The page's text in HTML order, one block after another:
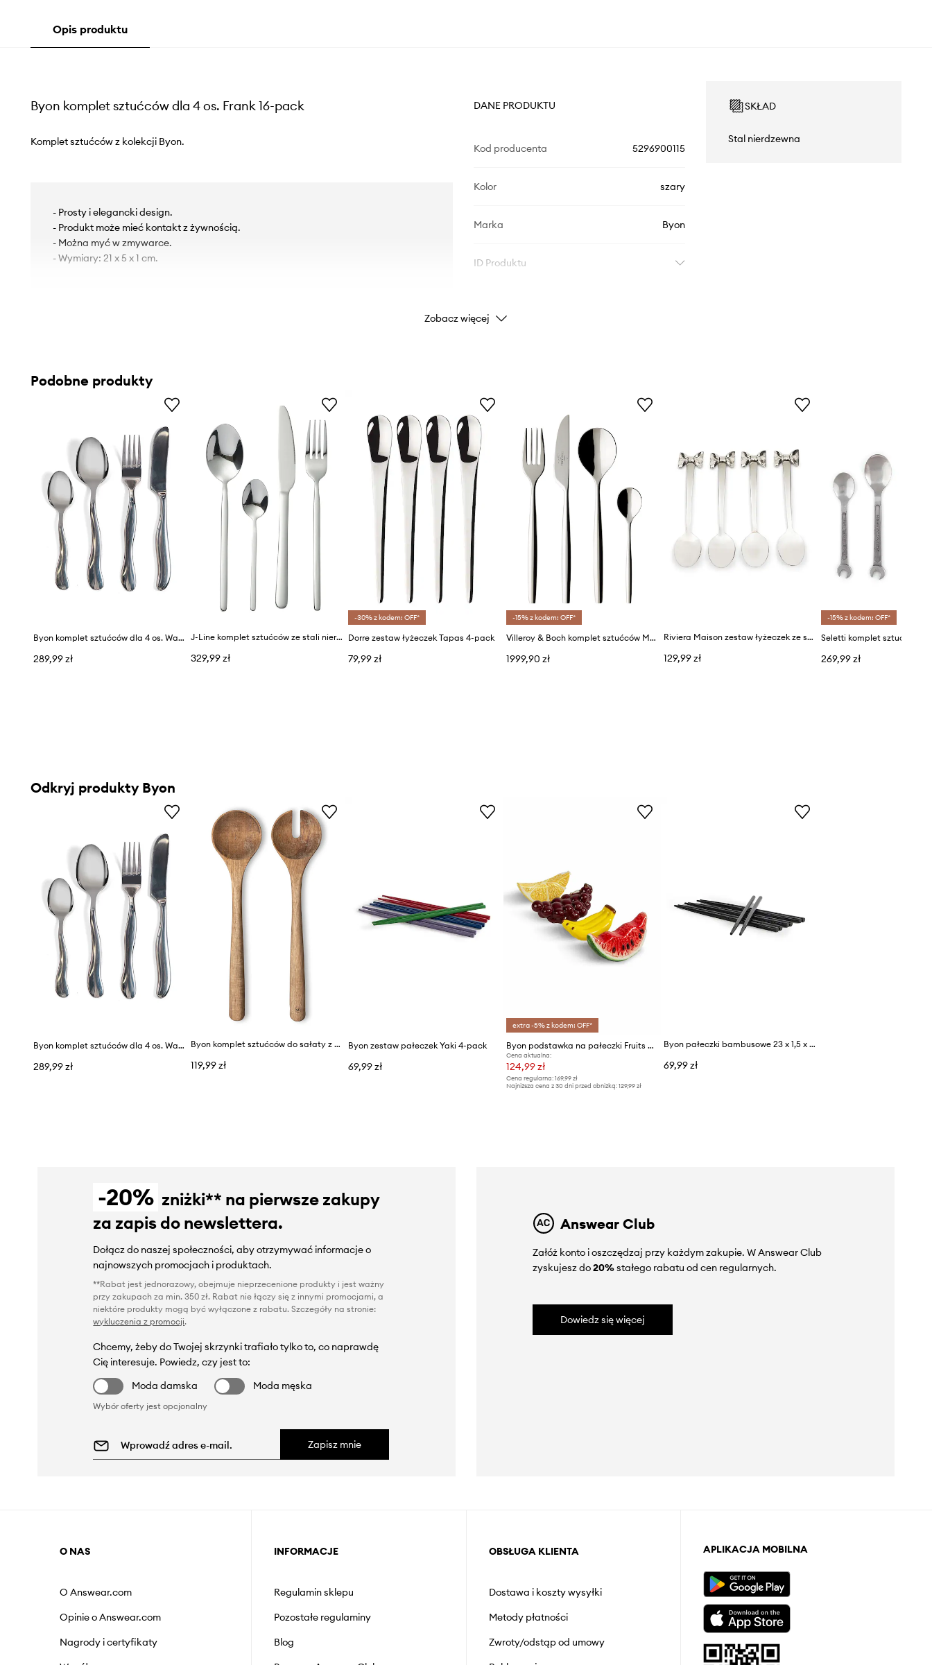
Opis produktu
Byon komplet sztućców dla 4 os. Frank 16-pack
Komplet sztućców z kolekcji Byon.
- Prosty i elegancki design.
- Produkt może mieć kontakt z żywnością.
- Można myć w zmywarce.
- Wymiary: 21 x 5 x 1 cm.
DANE PRODUKTU
Kod producenta 5296900115
Kolor szary
Marka Byon
ID Produktu
SKŁAD
Stal nierdzewna
Zobacz więcej
Podobne produkty
Byon komplet sztućców dla 4 os. Waverly 16-pack
289,99 zł
J-Line komplet sztućców ze stali nierdzewnej dla 6 os. 27 x 16 x 6 cm
329,99 zł
-30% z kodem: OFF*
Dorre zestaw łyżeczek Tapas 4-pack
79,99 zł
-15% z kodem: OFF*
Villeroy & Boch komplet sztućców MetroChic (24-pack)
1999,90 zł
Riviera Maison zestaw łyżeczek ze stali nierdzewnej
129,99 zł
-15% z kodem: OFF*
269,99 zł
Odkryj produkty Byon
Byon komplet sztućców dla 4 os. Waverly 16-pack
289,99 zł
Byon komplet sztućców do sałaty z drewna akacjowego 28 x 6,5 x 1,5 cm
119,99 zł
Byon zestaw pałeczek Yaki 4-pack
69,99 zł
extra -5% z kodem: OFF*
Byon podstawka na pałeczki Fruits 4-pack
Cena aktualna:
124,99 zł
Cena regularna: 169,99 zł
Najniższa cena z 30 dni przed obniżką: 129,99 zł
Byon pałeczki bambusowe 23 x 1,5 x 0,5 cm
69,99 zł
-20% zniżki** na pierwsze zakupy
za zapis do newslettera.
Dołącz do naszej społeczności, aby otrzymywać informacje o
najnowszych promocjach i produktach.
**Rabat jest jednorazowy, obejmuje nieprzecenione produkty i jest ważny
przy zakupach za min. 350 zł. Rabat nie łączy się z innymi promocjami, a
niektóre produkty mogą być wyłączone z rabatu. Szczegóły na stronie:
wykluczenia z promocji.
Chcemy, żeby do Twojej skrzynki trafiało tylko to, co naprawdę
Cię interesuje. Powiedz, czy jest to:
Moda damska
Moda męska
Wybór oferty jest opcjonalny
Zapisz mnie
Answear Club
Załóż konto i oszczędzaj przy każdym zakupie. W Answear Club
zyskujesz do20%stałego rabatu od cen regularnych.
Dowiedz się więcej
O NAS
O Answear.com
Opinie o Answear.com
Nagrody i certyfikaty
INFORMACJE
Regulamin sklepu
Pozostałe regulaminy
Blog
OBSŁUGA KLIENTA
Dostawa i koszty wysyłki
Metody płatności
Zwroty/odstąp od umowy
APLIKACJA MOBILNA